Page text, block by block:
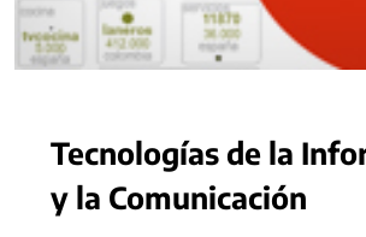
Tecnologías de la
y la Comunicación